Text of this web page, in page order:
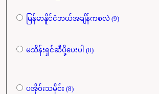
မြန်မာနိူင်ငံဘယ်အချိန်ကစလဲ (9)
မသိန်းရှင်ဆီပို့ပေးပါ (8)
ပအိုဝ်းသမိုင်း (8)